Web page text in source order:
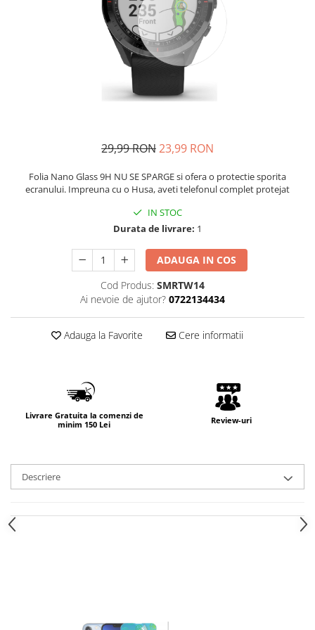
29,99 RON23,99 RON
Folia Nano Glass 9H NU SE SPARGE si ofera o protectie sporita
ecranului. Impreuna cu o Husa, aveti telefonul complet protejat
IN STOC
Durata de livrare: 1
ADAUGA IN COS
Cod Produs: SMRTW14
Ai nevoie de ajutor? 0722134434
Adauga la Favorite Cere informatii
Livrare Gratuita la comenzi de
minim 150 Lei
Review-uri
Descriere